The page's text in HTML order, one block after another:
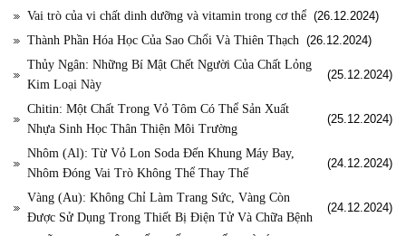
Vai trò của vi chất dinh dưỡng và vitamin trong cơ thể (26.12.2024)
Thành Phần Hóa Học Của Sao Chổi Và Thiên Thạch (26.12.2024)
Thủy Ngân: Những Bí Mật Chết Người Của Chất Lỏng
Kim Loại Này
(25.12.2024)
Chitin: Một Chất Trong Vỏ Tôm Có Thể Sản Xuất
Nhựa Sinh Học Thân Thiện Môi Trường
(25.12.2024)
Nhôm (Al): Từ Vỏ Lon Soda Đến Khung Máy Bay,
Nhôm Đóng Vai Trò Không Thể Thay Thế
(24.12.2024)
Vàng (Au): Không Chỉ Làm Trang Sức, Vàng Còn
Được Sử Dụng Trong Thiết Bị Điện Tử Và Chữa Bệnh
(24.12.2024)